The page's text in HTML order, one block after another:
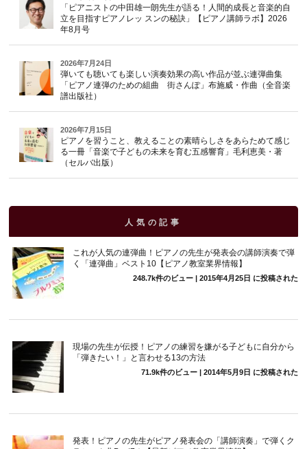
「ピアニストの中田雄一朗先生が語る！人間的成長と音楽的自
立を目指すピアノレッ スンの秘訣」【ピアノ講師ラボ】2026
年8月号
2026年7月24日
弾いても聴いても楽しい演奏効果の高い作品が並ぶ連弾曲集
「ピアノ連弾のための組曲 街さんぽ」布施威・作曲（全音楽
譜出版社）
2026年7月15日
ピアノを習うこと、教えることの素晴らしさをあらためて感じ
る一冊「音楽で子どもの未来を育む五感響育」毛利恵美・著
（セルバ出版）
人気の記事
これが人気の連弾曲！ピアノの先生が発表会の講師演奏で弾
く「連弾曲」ベスト10【ピアノ教室業界情報】
248.7k件のビュー| 2015年4月25日 に投稿された
現場の先生が伝授！ピアノの練習を嫌がる子どもに自分から
「弾きたい！」と言わせる13の方法
71.9k件のビュー| 2014年5月9日 に投稿された
発表！ピアノの先生がピアノ発表会の「講師演奏」で弾くク